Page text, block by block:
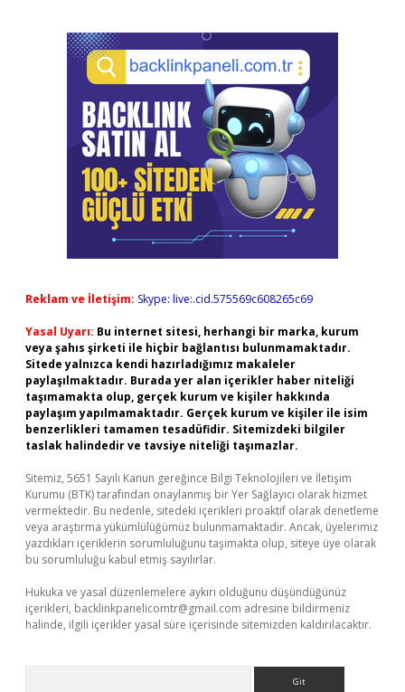
Reklam ve İletişim: Skype: live:.cid.575569c608265c69
Yasal Uyarı: Bu internet sitesi, herhangi bir marka, kurum
veya şahıs şirketi ile hiçbir bağlantısı bulunmamaktadır.
Sitede yalnızca kendi hazırladığımız makaleler
paylaşılmaktadır. Burada yer alan içerikler haber niteliği
taşımamakta olup, gerçek kurum ve kişiler hakkında
paylaşım yapılmamaktadır. Gerçek kurum ve kişiler ile isim
benzerlikleri tamamen tesadüfidir. Sitemizdeki bilgiler
taslak halindedir ve tavsiye niteliği taşımazlar.
Sitemiz, 5651 Sayılı Kanun gereğince Bilgi Teknolojileri ve İletişim
Kurumu (BTK) tarafından onaylanmış bir Yer Sağlayıcı olarak hizmet
vermektedir. Bu nedenle, sitedeki içerikleri proaktif olarak denetleme
veya araştırma yükümlülüğümüz bulunmamaktadır. Ancak, üyelerimiz
yazdıkları içeriklerin sorumluluğunu taşımakta olup, siteye üye olarak
bu sorumluluğu kabul etmiş sayılırlar.
Hukuka ve yasal düzenlemelere aykırı olduğunu düşündüğünüz
içerikleri, backlinkpanelicomtr@gmail.com adresine bildirmeniz
halinde, ilgili içerikler yasal süre içerisinde sitemizden kaldırılacaktır.